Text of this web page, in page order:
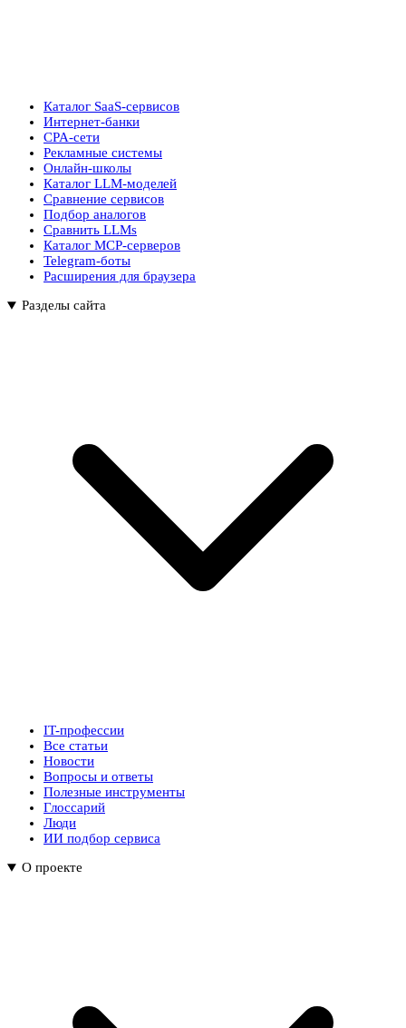
Каталог SaaS-сервисов
Интернет-банки
CPA-сети
Рекламные системы
Онлайн-школы
Каталог LLM-моделей
Сравнение сервисов
Подбор аналогов
Сравнить LLMs
Каталог MCP-серверов
Telegram-боты
Расширения для браузера
Разделы сайта
IT-профессии
Все статьи
Новости
Вопросы и ответы
Полезные инструменты
Глоссарий
Люди
ИИ подбор сервиса
О проекте